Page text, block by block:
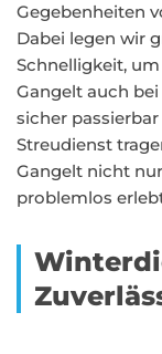
Gegebenheiten
Dabei legen wir
Schnelligkeit,
Gangelt auch
sicher
Streudienst
Gangelt nicht
problemlos